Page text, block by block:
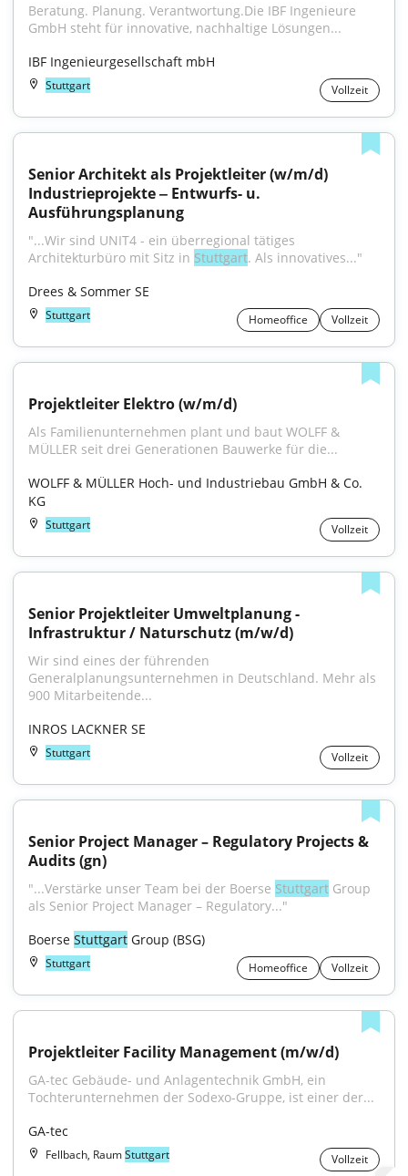
Beratung. Planung. Verantwortung.Die IBF Ingenieure
GmbH steht für innovative, nachhaltige Lösungen...
IBF Ingenieurgesellschaft mbH
Stuttgart Vollzeit
Senior Architekt als Projektleiter (w/m/d)
Industrieprojekte ‒ Entwurfs- u.
Ausführungsplanung
"...Wir sind UNIT4 - ein überregional tätiges
Architekturbüro mit Sitz in Stuttgart. Als innovatives..."
Drees & Sommer SE
Stuttgart Homeoffice Vollzeit
Projektleiter Elektro (w/m/d)
Als Familienunternehmen plant und baut WOLFF &
MÜLLER seit drei Generationen Bauwerke für die...
WOLFF & MÜLLER Hoch- und Industriebau GmbH & Co.
KG
Stuttgart Vollzeit
Senior Projektleiter Umweltplanung -
Infrastruktur / Naturschutz (m/w/d)
Wir sind eines der führenden
Generalplanungsunternehmen in Deutschland. Mehr als
900 Mitarbeitende...
INROS LACKNER SE
Stuttgart Vollzeit
Senior Project Manager – Regulatory Projects &
Audits (gn)
"...Verstärke unser Team bei der Boerse Stuttgart Group
als Senior Project Manager – Regulatory..."
Boerse Stuttgart Group (BSG)
Stuttgart Homeoffice Vollzeit
Projektleiter Facility Management (m/w/d)
GA-tec Gebäude- und Anlagentechnik GmbH, ein
Tochterunternehmen der Sodexo-Gruppe, ist einer der...
GA-tec
Fellbach, RaumStuttgart Vollzeit